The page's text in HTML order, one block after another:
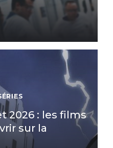
2026 : les films
sur la